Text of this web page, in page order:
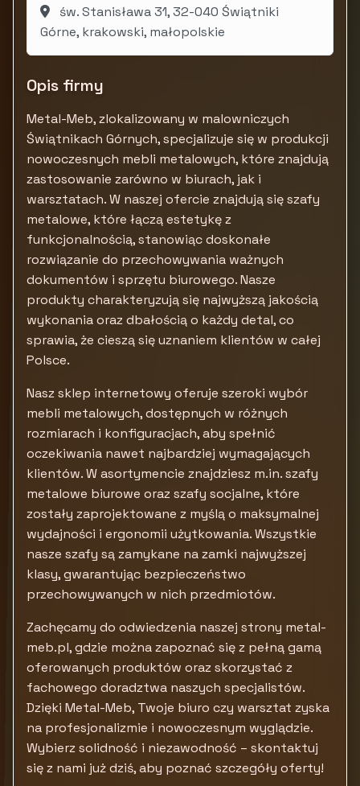
św. Stanisława 31, 32-040 Świątniki
Górne, krakowski, małopolskie
Opis firmy
Metal-Meb, zlokalizowany w malowniczych
Świątnikach Górnych, specjalizuje się w produkcji
nowoczesnych mebli metalowych, które znajdują
zastosowanie zarówno w biurach, jak i
warsztatach. W naszej ofercie znajdują się szafy
metalowe, które łączą estetykę z
funkcjonalnością, stanowiąc doskonałe
rozwiązanie do przechowywania ważnych
dokumentów i sprzętu biurowego. Nasze
produkty charakteryzują się najwyższą jakością
wykonania oraz dbałością o każdy detal, co
sprawia, że cieszą się uznaniem klientów w całej
Polsce.
Nasz sklep internetowy oferuje szeroki wybór
mebli metalowych, dostępnych w różnych
rozmiarach i konfiguracjach, aby spełnić
oczekiwania nawet najbardziej wymagających
klientów. W asortymencie znajdziesz m.in. szafy
metalowe biurowe oraz szafy socjalne, które
zostały zaprojektowane z myślą o maksymalnej
wydajności i ergonomii użytkowania. Wszystkie
nasze szafy są zamykane na zamki najwyższej
klasy, gwarantując bezpieczeństwo
przechowywanych w nich przedmiotów.
Zachęcamy do odwiedzenia naszej strony metal-
meb.pl, gdzie można zapoznać się z pełną gamą
oferowanych produktów oraz skorzystać z
fachowego doradztwa naszych specjalistów.
Dzięki Metal-Meb, Twoje biuro czy warsztat zyska
na profesjonalizmie i nowoczesnym wyglądzie.
Wybierz solidność i niezawodność – skontaktuj
się z nami już dziś, aby poznać szczegóły oferty!